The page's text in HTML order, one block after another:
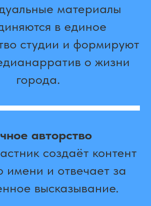
материалы
в единое
студии и формируют
о жизни
города.
авторство
создаёт контент
имени и отвечает за
высказывание.